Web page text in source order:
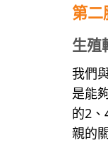
第二
生殖
我們
是能
的2
親的